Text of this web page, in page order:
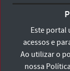
Consulte
Este portal
acessos e
Ao utilizar o
nossa